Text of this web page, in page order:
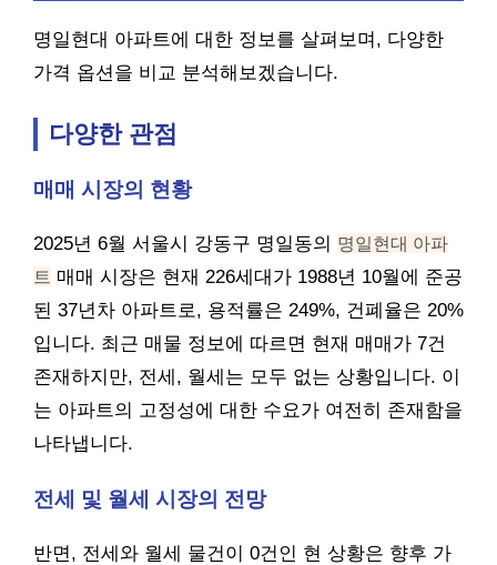
명일현대 아파트에 대한 정보를 살펴보며, 다양한
가격 옵션을 비교 분석해보겠습니다.
다양한 관점
매매 시장의 현황
2025년 6월 서울시 강동구 명일동의 명일현대 아파
트 매매 시장은 현재 226세대가 1988년 10월에 준공
된 37년차 아파트로, 용적률은 249%, 건폐율은 20%
입니다. 최근 매물 정보에 따르면 현재 매매가 7건
존재하지만, 전세, 월세는 모두 없는 상황입니다. 이
는 아파트의 고정성에 대한 수요가 여전히 존재함을
나타냅니다.
전세 및 월세 시장의 전망
반면, 전세와 월세 물건이 0건인 현 상황은 향후 가